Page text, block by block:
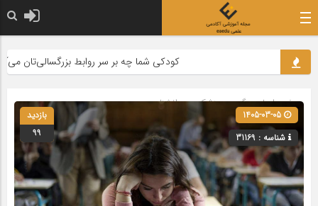
کودکی شما چه بر سر روابط بزرگسالی‌تان می‌آورد؟
صفحه اصلی» گروه »پزشکی و روانشناسی
شناسه : 31169
بازدید
99